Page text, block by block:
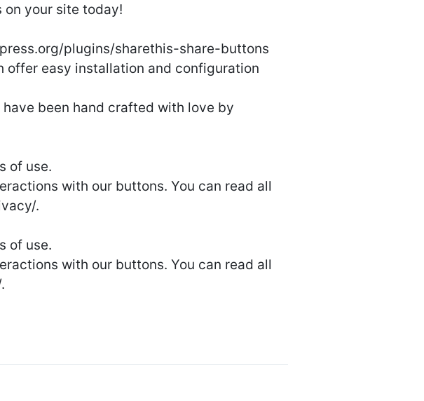
your site today!
plugins/sharethis-share-buttons
offer easy installation and configuration
been hand crafted with love by
of use.
with our buttons. You can read all
.
of use.
with our buttons. You can read all